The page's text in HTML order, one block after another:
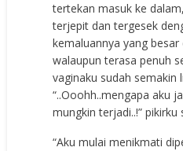
tertekan masuk ke
terjepit dan tergesek
kemaluannya yang
walaupun terasa penuh
vaginaku sudah semakin
“..Ooohh..mengapa aku
mungkin terjadi..!” pikirku
“Aku mulai menikmati